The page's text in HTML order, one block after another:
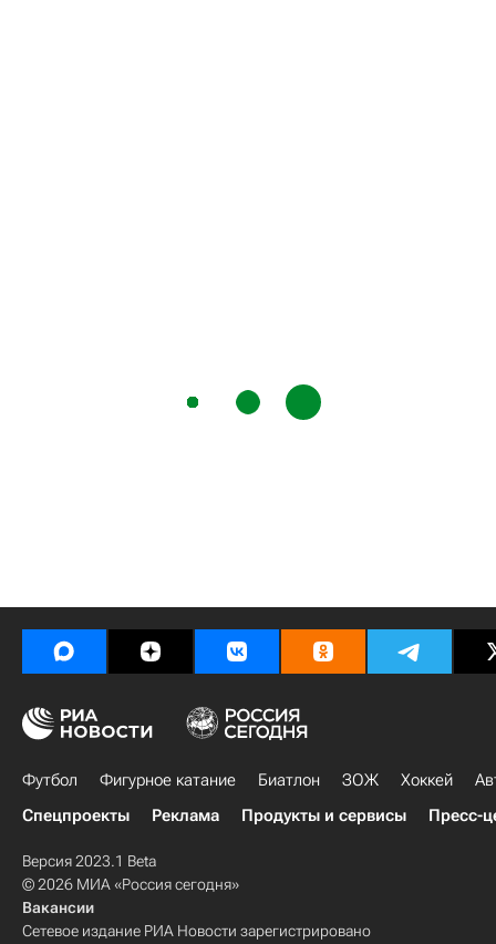
Футбол Фигурное катание Биатлон ЗОЖ Хоккей
Спецпроекты
Реклама Продукты и сервисы Пресс-
Версия 2023.1 Beta
© 2026 МИА «Россия сегодня»
Вакансии
Сетевое издание РИА Новости зарегистрировано